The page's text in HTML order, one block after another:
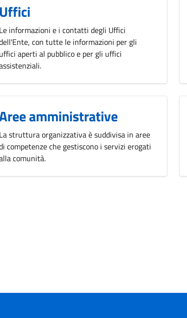
Uffici
Le informazioni e i contatti degli Uffici
con tutte le informazioni per gli
uffici aperti al pubblico e per gli uffici
amministrative
La struttura organizzativa è suddivisa in aree
competenze che gestiscono i servizi erogati
comunità.